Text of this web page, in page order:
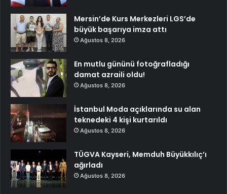
Mersin’de Kurs Merkezleri LGS’de
büyük başarıya imza attı
Ağustos 8, 2026
En mutlu gününü fotoğrafladığı
damat azraili oldu!
Ağustos 8, 2026
İstanbul Moda açıklarında su alan
teknedeki 4 kişi kurtarıldı
Ağustos 8, 2026
TÜGVA Kayseri, Memduh Büyükkılıç’ı
ağırladı
Ağustos 8, 2026